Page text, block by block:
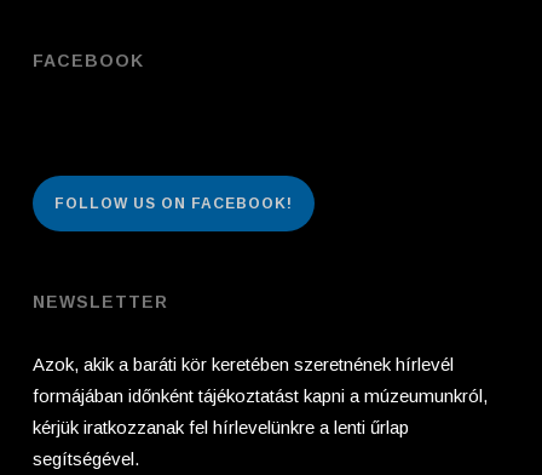
FACEBOOK
FOLLOW US ON FACEBOOK!
NEWSLETTER
Azok, akik a baráti kör keretében szeretnének hírlevél
formájában időnként tájékoztatást kapni a múzeumunkról,
kérjük iratkozzanak fel hírlevelünkre a lenti űrlap
segítségével.